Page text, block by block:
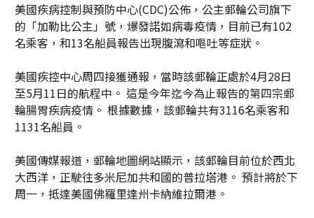
美國疾病控制與預防中心(CDC)公佈，公主郵輪公司旗下
的「加勒比公主」號，爆發諾如病毒疫情，目前已有102
名乘客，和13名船員報告出現腹瀉和嘔吐等症狀。
美國疾控中心周四接獲通報，當時該郵輪正處於4月28日
至5月11日的航程中。 這是今年迄今為止報告的第四宗郵
輪腸胃疾病疫情。 根據數據，該郵輪共有3116名乘客和
1131名船員。
美國傳媒報道，郵輪地圖網站顯示，該郵輪目前位於西北
大西洋，正駛往多米尼加共和國的普拉塔港。 預計將於下
周一，抵達美國佛羅里達州卡納維拉爾港。